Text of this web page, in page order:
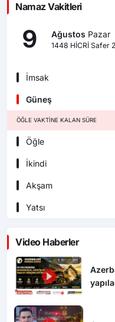
Namaz Vakitleri
9 Ağustos Pazar
1448 HİCRİ Safer
İmsak
Güneş
ÖĞLE VAKTINE KALAN SÜRE
Öğle
İkindi
Akşam
Yatsı
Video Haberler